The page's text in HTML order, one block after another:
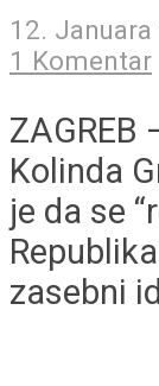
12. Januara
1 Komentar
ZAGREB
Kolinda
je da se
zasebni